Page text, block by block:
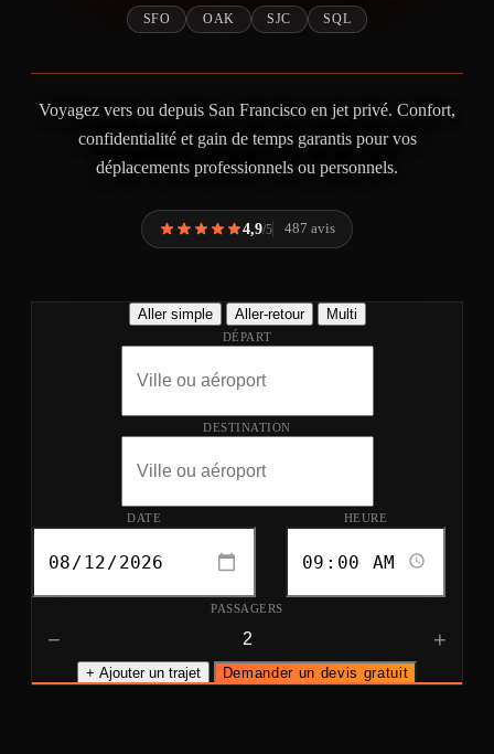
SFO OAK SJC SQL
Voyagez vers ou depuis San Francisco en jet privé. Confort,
confidentialité et gain de temps garantis pour vos
déplacements professionnels ou personnels.
4,9/5 487 avis
Aller simple Aller-retour Multi
DÉPART
DESTINATION
DATE HEURE
PASSAGERS
− +
+ Ajouter un trajet Demander un devis gratuit